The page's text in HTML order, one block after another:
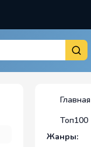
Главная
Топ100
Жанры: